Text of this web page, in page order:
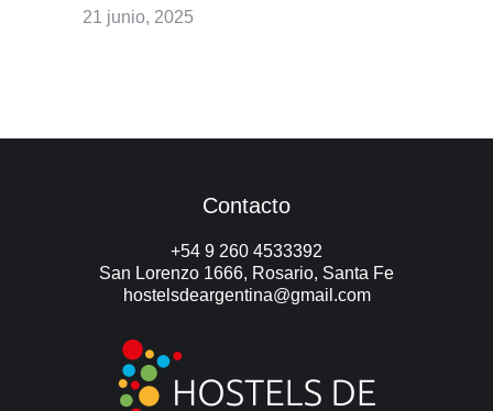
21 junio, 2025
Contacto
+54 9 260 4533392
San Lorenzo 1666, Rosario, Santa Fe
hostelsdeargentina@gmail.com